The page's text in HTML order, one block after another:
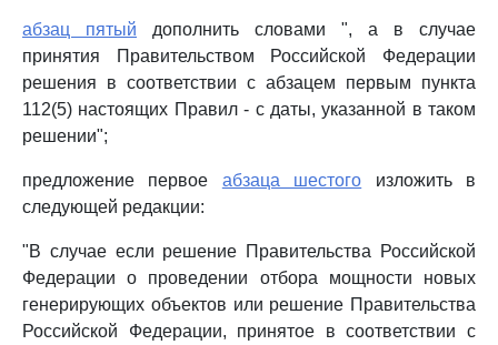
абзац пятый дополнить словами ", а в случае
принятия Правительством Российской Федерации
решения в соответствии с абзацем первым пункта
112(5) настоящих Правил - с даты, указанной в таком
решении";
предложение первое абзаца шестого изложить в
следующей редакции:
"В случае если решение Правительства Российской
Федерации о проведении отбора мощности новых
генерирующих объектов или решение Правительства
Российской Федерации, принятое в соответствии с